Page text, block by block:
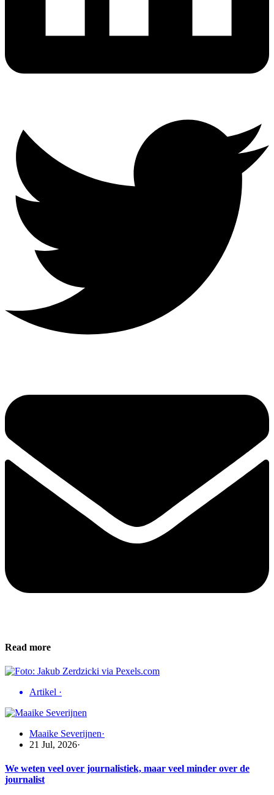
Read more
Artikel ·
Maaike Severijnen·
21 Jul, 2026·
We weten veel over journalistiek, maar veel minder over de
journalist